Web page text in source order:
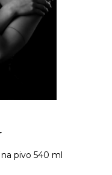
pivo 540 ml